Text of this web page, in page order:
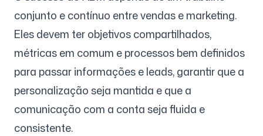
conjunto e contínuo entre vendas e marketing.
Eles devem ter objetivos compartilhados,
métricas em comum e processos bem definidos
para passar informações e leads, garantir que a
personalização seja mantida e que a
comunicação com a conta seja fluida e
consistente.